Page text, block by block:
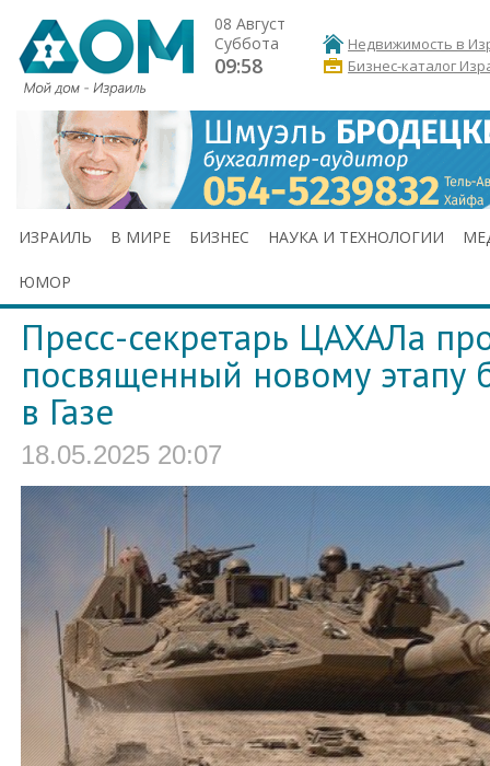
08 Август
Суббота
09:58
Недвижимость в
Бизнес-каталог
ИЗРАИЛЬ В МИРЕ БИЗНЕС НАУКА И ТЕХНОЛОГИИ
ЮМОР
Пресс-секретарь ЦАХАЛа
посвященный новому этапу
в Газе
18.05.2025 20:07